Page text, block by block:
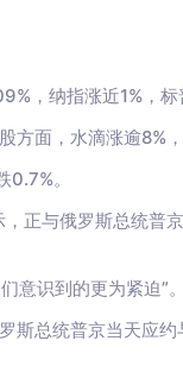
，纳指涨近1%，标
面，水滴涨逾8%
。
正与俄罗斯总统普
意识到的更为紧迫”。
斯总统普京当天应